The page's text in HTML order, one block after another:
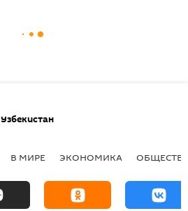
Узбекистан
В МИРЕ ЭКОНОМИКА